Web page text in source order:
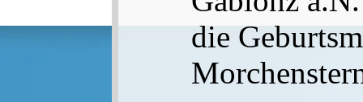
die